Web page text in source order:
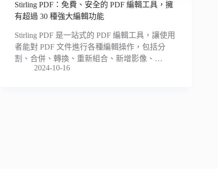
Stirling PDF：免費、安全的 PDF 編輯工具，擁
有超過 30 種強大編輯功能
Stirling PDF 是一站式的 PDF 編輯工具，讓使用
者能對 PDF 文件進行各種編輯操作，包括分
割、合併、轉換、重新組合、新增影像、…
2024-10-16